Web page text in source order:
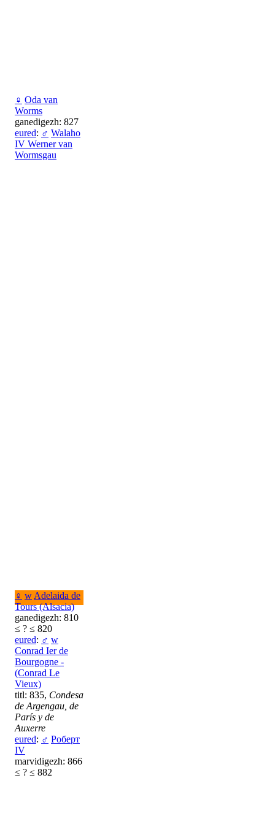
♀ Oda van
Worms
ganedigezh: 827
eured: ♂ Walaho
IV Werner van
Wormsgau
♀ w Adelaida de
Tours (Alsacia)
ganedigezh: 810
≤ ? ≤ 820
eured: ♂ w
Conrad Ier de
Bourgogne -
(Conrad Le
Vieux)
titl: 835, Condesa
de Argengau, de
París y de
Auxerre
eured: ♂ Роберт
IV
marvidigezh: 866
≤ ? ≤ 882